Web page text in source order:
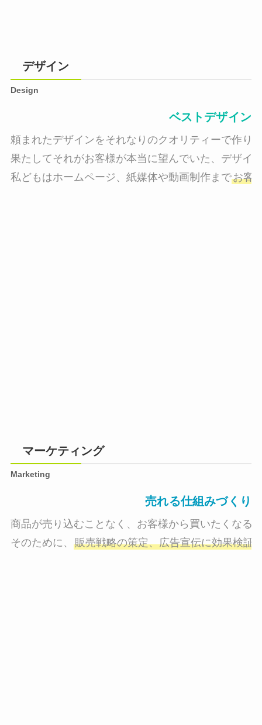
デザイン
Design
ベストデザイン
頼まれたデザインをそれなりのクオリティーで作り
果たしてそれがお客様が本当に望んでいた、デザイ
私どもはホームページ、紙媒体や動画制作までお客
マーケティング
Marketing
売れる仕組みづくり
商品が売り込むことなく、お客様から買いたくなる
そのために、 販売戦略の策定、広告宣伝に効果検証